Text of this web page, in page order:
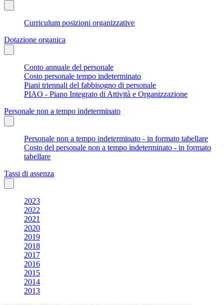
Curriculum posizioni organizzative
Dotazione organica
Conto annuale del personale
Costo personale tempo indeterminato
Piani triennali del fabbisogno di personale
PIAO - Piano Integrato di Attività e Organizzazione
Personale non a tempo indeterminato
Personale non a tempo indeterminato - in formato tabellare
Costo del personale non a tempo indeterminato - in formato
tabellare
Tassi di assenza
2023
2022
2021
2020
2019
2018
2017
2016
2015
2014
2013